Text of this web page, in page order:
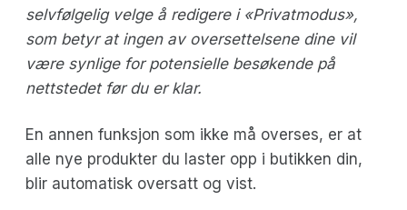
selvfølgelig velge å redigere i «Privatmodus»,
som betyr at ingen av oversettelsene dine vil
være synlige for potensielle besøkende på
nettstedet før du er klar.
En annen funksjon som ikke må overses, er at
alle nye produkter du laster opp i butikken din,
blir automatisk oversatt og vist.